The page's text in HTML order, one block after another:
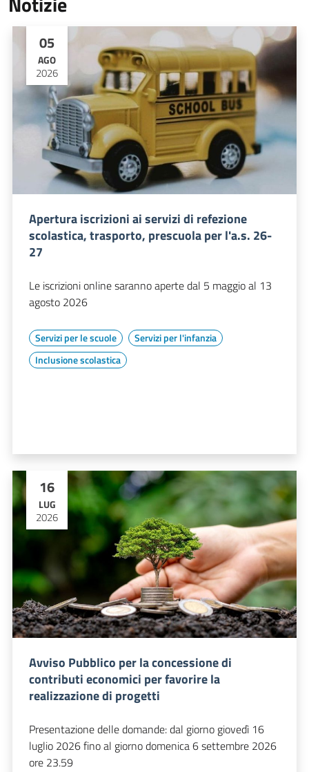
05
AGO
2026
Apertura iscrizioni ai servizi di refezione
scolastica, trasporto, prescuola per l'a.s. 26-
27
Le iscrizioni online saranno aperte dal 5 maggio al 13
agosto 2026
Servizi per le scuole
Servizi per l'infanzia
Inclusione scolastica
16
LUG
2026
Avviso Pubblico per la concessione di
contributi economici per favorire la
realizzazione di progetti
Presentazione delle domande: dal giorno giovedì 16
luglio 2026 fino al giorno domenica 6 settembre 2026
ore 23.59